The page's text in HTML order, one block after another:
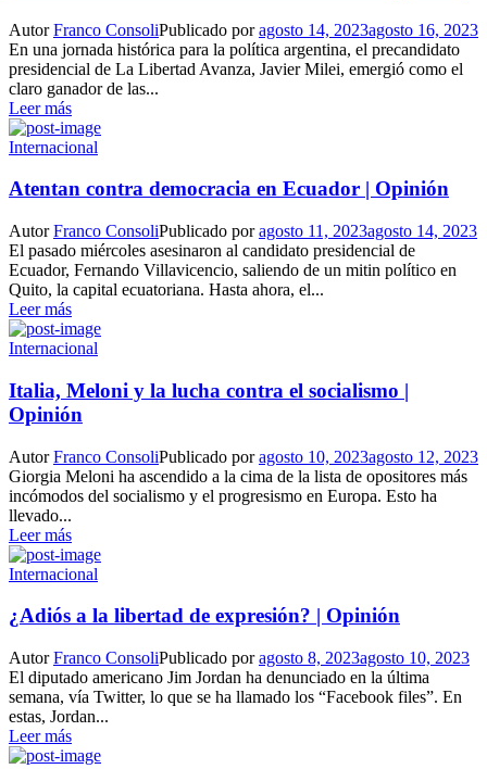
AutorFranco ConsoliPublicado poragosto 14, 2023agosto 16, 2023
En una jornada histórica para la política argentina, el precandidato
presidencial de La Libertad Avanza, Javier Milei, emergió como el
claro ganador de las...
Leer más
Internacional
Atentan contra democracia en Ecuador | Opinión
AutorFranco ConsoliPublicado poragosto 11, 2023agosto 14, 2023
El pasado miércoles asesinaron al candidato presidencial de
Ecuador, Fernando Villavicencio, saliendo de un mitin político en
Quito, la capital ecuatoriana. Hasta ahora, el...
Leer más
Internacional
Italia, Meloni y la lucha contra el socialismo |
Opinión
AutorFranco ConsoliPublicado poragosto 10, 2023agosto 12, 2023
Giorgia Meloni ha ascendido a la cima de la lista de opositores más
incómodos del socialismo y el progresismo en Europa. Esto ha
llevado...
Leer más
Internacional
¿Adiós a la libertad de expresión? | Opinión
AutorFranco ConsoliPublicado poragosto 8, 2023agosto 10, 2023
El diputado americano Jim Jordan ha denunciado en la última
semana, vía Twitter, lo que se ha llamado los “Facebook files”. En
estas, Jordan...
Leer más